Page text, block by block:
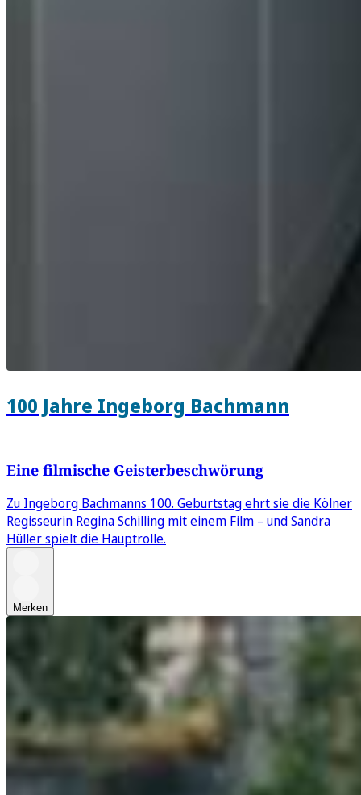
100 Jahre Ingeborg Bachmann
Eine filmische Geisterbeschwörung
Zu Ingeborg Bachmanns 100. Geburtstag ehrt sie die Kölner
Regisseurin Regina Schilling mit einem Film – und Sandra
Hüller spielt die Hauptrolle.
Merken